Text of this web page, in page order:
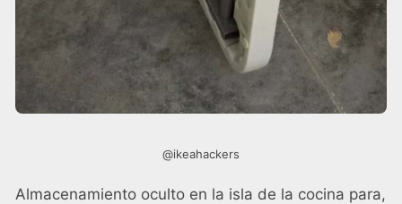
@ikeahackers
Almacenamiento oculto en la isla de la cocina para,